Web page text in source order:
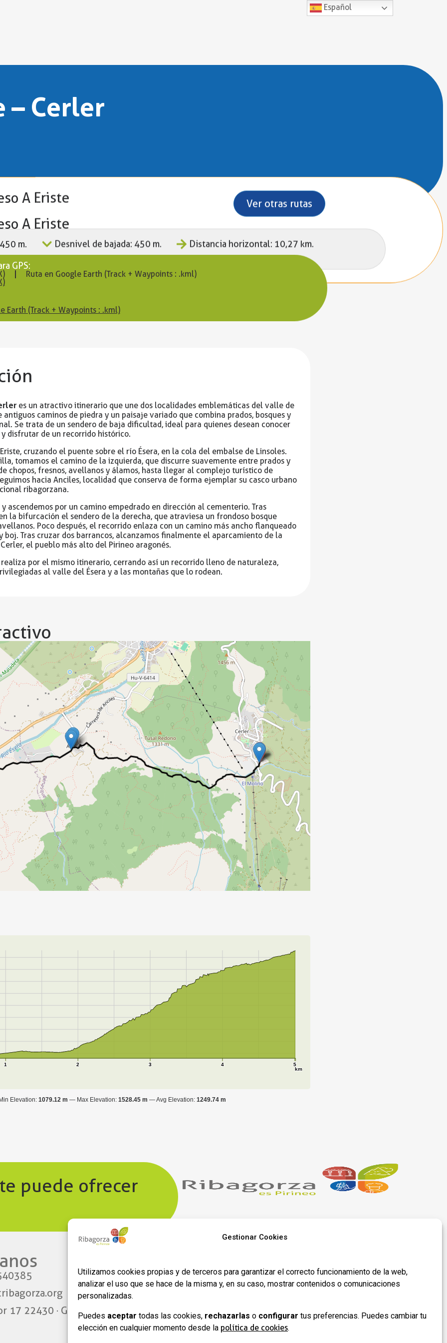
Gestionar Cookies
Utilizamos cookies propias y de terceros para garantizar el correcto funcionamiento de la web,
analizar el uso que se hace de la misma y, en su caso, mostrar contenidos o comunicaciones
personalizadas.
Puedes aceptar todas las cookies, rechazarlas o configurar tus preferencias. Puedes cambiar tu
elección en cualquier momento desde la política de cookies.
– Cerler
A Eriste
A Eriste
Ver otras rutas
m. Desnivel de bajada: 450 m. Distancia horizontal: 10,27 km.
GPS:
Ruta en Google Earth (Track + Waypoints : .kml)
Earth (Track + Waypoints : .kml)
es un atractivo itinerario que une dos localidades emblemáticas del valle de
antiguos caminos de piedra y un paisaje variado que combina prados, bosques y
Se trata de un sendero de baja dificultad, ideal para quienes desean conocer
disfrutar de un recorrido histórico.
cruzando el puente sobre el río Ésera, en la cola del embalse de Linsoles.
tomamos el camino de la izquierda, que discurre suavemente entre prados y
chopos, fresnos, avellanos y álamos, hasta llegar al complejo turístico de
hacia Anciles, localidad que conserva de forma ejemplar su casco urbano
ribagorzana.
ascendemos por un camino empedrado en dirección al cementerio. Tras
la bifurcación el sendero de la derecha, que atraviesa un frondoso bosque
Poco después, el recorrido enlaza con un camino más ancho flanqueado
boj. Tras cruzar dos barrancos, alcanzamos finalmente el aparcamiento de la
el pueblo más alto del Pirineo aragonés.
realiza por el mismo itinerario, cerrando así un recorrido lleno de naturaleza,
al valle del Ésera y a las montañas que lo rodean.
1 2 3 4 5
km
Elevation: 1079.12 m Max Elevation: 1528.45 m Avg Elevation: 1249.74 m
puede ofrecer
17 22430 · Graus
Aviso legal
Política de privacidad
Política de Cookies
Formulario de adhesión de
redes​
Español